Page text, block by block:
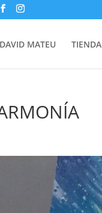
DAVID MATEU TIENDA